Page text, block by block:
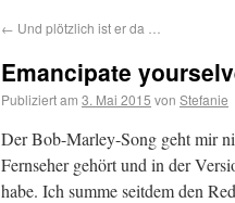
← Und plötzlich ist er da …
Emancipate
Publiziert am 3. Mai 2015 von Stefanie
Der Bob-Marley-Song geht mir
Fernseher gehört und in der
habe. Ich summe seitdem den